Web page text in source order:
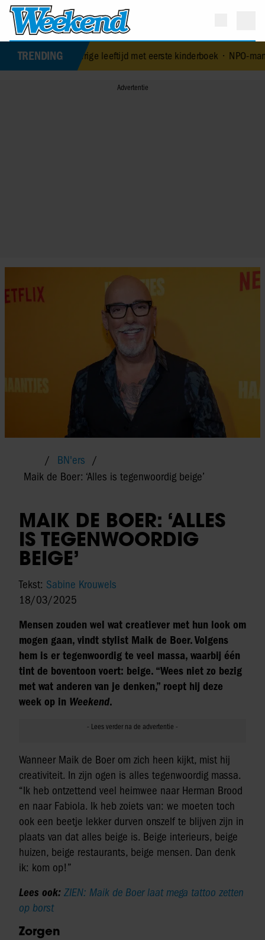
TRENDING
84-jarige leeftijd met eerste kinderboek• NPO-manager Menno
BN'ers
Maik de Boer: ‘Alles is tegenwoordig beige’
MAIK DE BOER: ‘ALLES
IS TEGENWOORDIG
BEIGE’
Tekst: Sabine Krouwels
18/03/2025
Mensen zouden wel wat creatiever met hun look om
mogen gaan, vindt stylist Maik de Boer. Volgens
hem is er tegenwoordig te veel massa, waarbij één
tint de boventoon voert: beige. “Wees niet zo bezig
met wat anderen van je denken,” roept hij deze
week op in Weekend.
Wanneer Maik de Boer om zich heen kijkt, mist hij
creativiteit. In zijn ogen is alles tegenwoordig massa.
“Ik heb ontzettend veel heimwee naar Herman Brood
en naar Fabiola. Ik heb zoiets van: we moeten toch
ook een beetje lekker durven onszelf te blijven zijn in
plaats van dat alles beige is. Beige interieurs, beige
huizen, beige restaurants, beige mensen. Dan denk
ik: kom op!”
Lees ook: ZIEN: Maik de Boer laat mega tattoo zetten
op borst
Zorgen